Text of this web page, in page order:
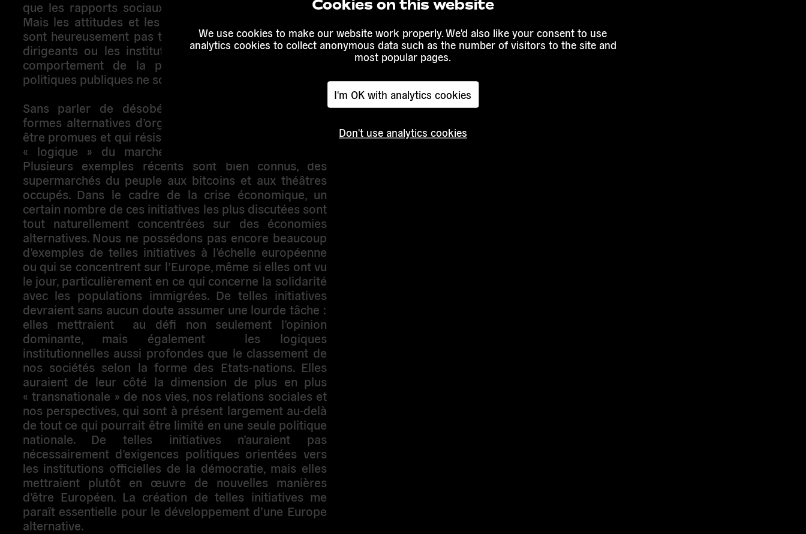
Cookies on this website
We use cookies to make our website work properly. We'd also like your consent to use
analytics cookies to collect anonymous data such as the number of visitors to the site and
most popular pages.
I'm OK with analytics cookies
Don't use analytics cookies
que les rapports sociaux vont changer dans ce sens.
Mais les attitudes et les comportements des gens ne
sont heureusement pas totalement déterminés par les
dirigeants ou les institutions, et les changements de
comportement de la population entraînés par les
politiques publiques ne sont pas unidirectionnels.
Sans parler de désobéissance civile, il existe des
formes alternatives d’organisation sociale qui peuvent
être promues et qui résistent efficacement à la fois à la
« logique » du marché et àcelle des institutions.
Plusieurs exemples récents sont bien connus, des
supermarchés du peuple aux bitcoins et aux théâtres
occupés. Dans le cadre de la crise économique, un
certain nombre de ces initiatives les plus discutées sont
tout naturellement concentrées sur des économies
alternatives. Nous ne possédons pas encore beaucoup
d’exemples de telles initiatives à l’échelle européenne
ou qui se concentrent sur l’Europe, même si elles ont vu
le jour, particulièrement en ce qui concerne la solidarité
avec les populations immigrées. De telles initiatives
devraient sans aucun doute assumer une lourde tâche :
elles mettraient au défi non seulement l’opinion
dominante, mais également les logiques
institutionnelles aussi profondes que le classement de
nos sociétés selon la forme des Etats-nations. Elles
auraient de leur côté la dimension de plus en plus
« transnationale » de nos vies, nos relations sociales et
nos perspectives, qui sont à présent largement au-delà
de tout ce qui pourrait être limité en une seule politique
nationale. De telles initiatives n’auraient pas
nécessairement d’exigences politiques orientées vers
les institutions officielles de la démocratie, mais elles
mettraient plutôt en œuvre de nouvelles manières
d’être Européen. La création de telles initiatives me
paraît essentielle pour le développement d’une Europe
alternative.